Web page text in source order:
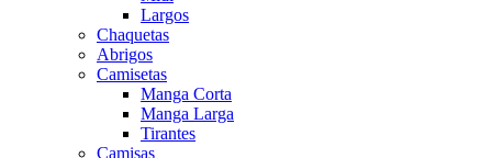
Largos
Chaquetas
Abrigos
Camisetas
Manga Corta
Manga Larga
Tirantes
Camisas